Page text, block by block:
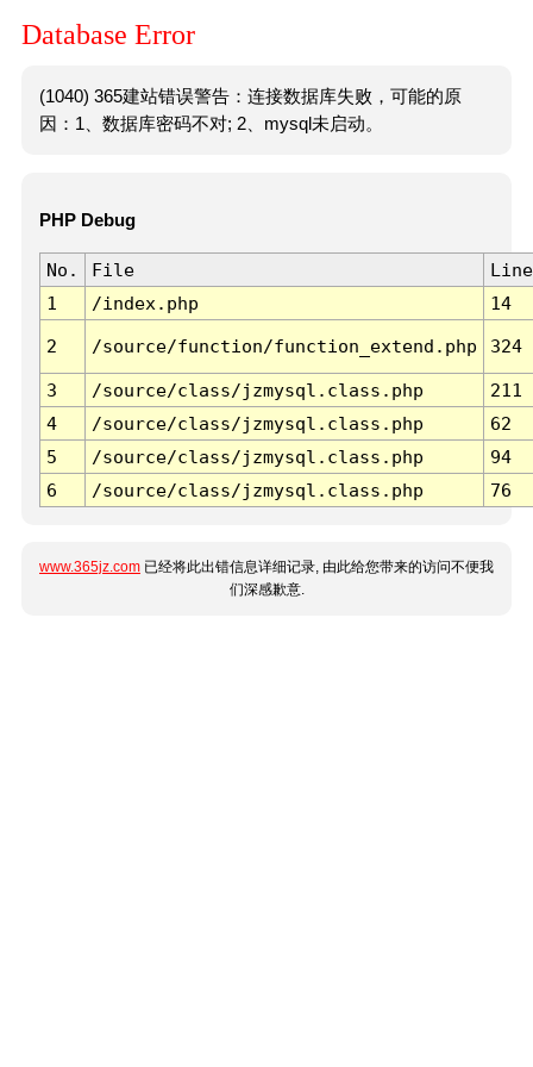
Database Error
(1040) 365建站错误警告：连接数据库失败，可能的原
因：1、数据库密码不对; 2、mysql未启动。
PHP Debug
No. File
Line
1
/index.php 14
2 /source/function/function_extend.php 324
3 /source/class/jzmysql.class.php
211
4
/source/class/jzmysql.class.php
62
5
/source/class/jzmysql.class.php
94
6
/source/class/jzmysql.class.php 76
www.365jz.com 已经将此出错信息详细记录, 由此给您带来的访问不便我
们深感歉意.